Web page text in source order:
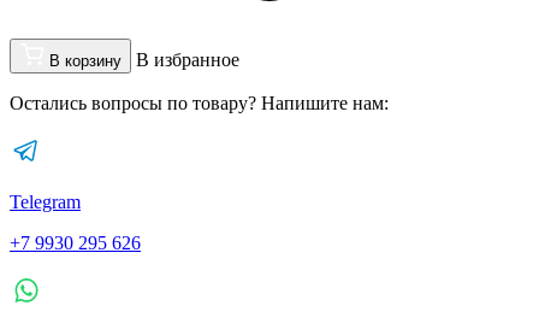
В корзину В избранное
Остались вопросы по товару? Напишите нам:
Telegram
+7 9930 295 626